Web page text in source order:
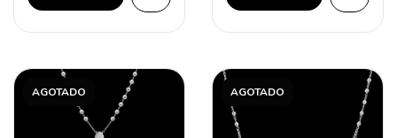
AGOTADO AGOTADO